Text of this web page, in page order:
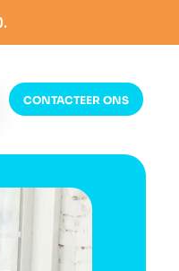
CONTACTEER ONS